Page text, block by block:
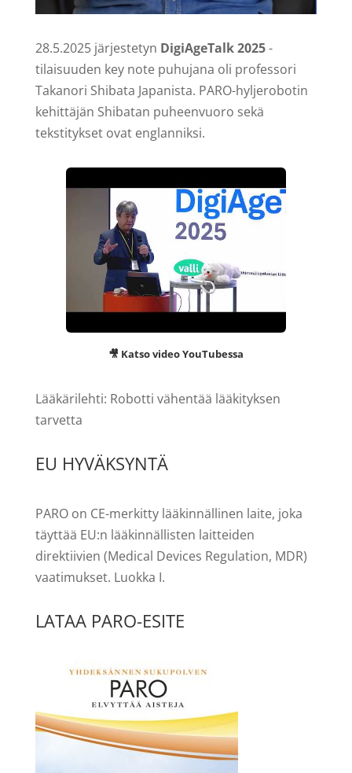
28.5.2025 järjestetyn DigiAgeTalk 2025-
tilaisuuden key note puhujana oli professori
Takanori Shibata Japanista. PARO-hyljerobotin
kehittäjän Shibatan puheenvuoro sekä
tekstitykset ovat englanniksi.
🎥 Katso video YouTubessa
Lääkärilehti: Robotti vähentää lääkityksen
tarvetta
EU HYVÄKSYNTÄ
PARO on CE-merkitty lääkinnällinen laite, joka
täyttää EU:n lääkinnällisten laitteiden
direktiivien (Medical Devices Regulation, MDR)
vaatimukset. Luokka I.
LATAA PARO-ESITE